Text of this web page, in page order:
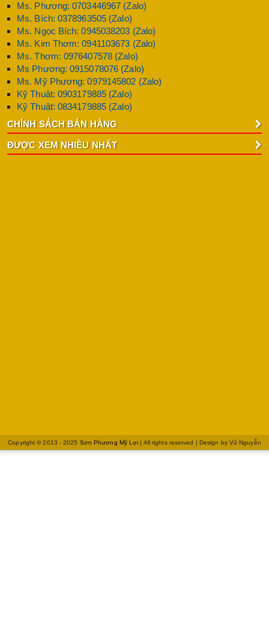
Ms. Phương: 0703446967 (Zalo)
Ms. Bích: 0378963505 (Zalo)
Ms. Ngọc Bích: 0945038203 (Zalo)
Ms. Kim Thơm: 0941103673 (Zalo)
Ms. Thơm: 0976407578 (Zalo)
Ms Phương: 0915078076 (Zalo)
Ms. Mỹ Phương: 0979145802 (Zalo)
Kỹ Thuật: 0903179885 (Zalo)
Kỹ Thuật: 0834179885 (Zalo)
CHÍNH SÁCH BÁN HÀNG
ĐƯỢC XEM NHIỀU NHẤT
Copyright © 2013 - 2025 Sơn Phương Mỹ Lợi | All rights reserved | Design by Vũ Nguyễn